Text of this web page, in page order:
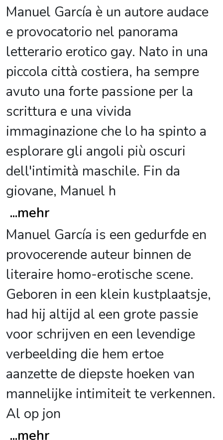
Manuel García è un autore audace
e provocatorio nel panorama
letterario erotico gay. Nato in una
piccola città costiera, ha sempre
avuto una forte passione per la
scrittura e una vivida
immaginazione che lo ha spinto a
esplorare gli angoli più oscuri
dell'intimità maschile. Fin da
giovane, Manuel h
...mehr
Manuel García is een gedurfde en
provocerende auteur binnen de
literaire homo-erotische scene.
Geboren in een klein kustplaatsje,
had hij altijd al een grote passie
voor schrijven en een levendige
verbeelding die hem ertoe
aanzette de diepste hoeken van
mannelijke intimiteit te verkennen.
Al op jon
...mehr